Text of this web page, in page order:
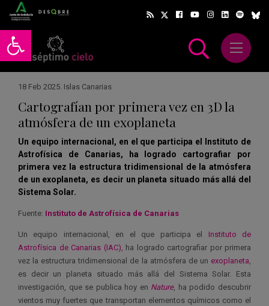
Abrir barra de herramientas
Abrir
18 Feb 2025. Islas Canarias
Cartografían por primera vez en 3D la
atmósfera de un exoplaneta
Un equipo internacional, en el que participa el Instituto de
Astrofísica de Canarias, ha logrado cartografiar por
primera vez la estructura tridimensional de la atmósfera
de un exoplaneta, es decir un planeta situado más allá del
Sistema Solar.
Fuente: Instituto de Astrofísica de Canarias
Un equipo internacional, en el que participa el Instituto de
Astrofísica de Canarias (IAC), ha logrado cartografiar por primera
vez la estructura tridimensional de la atmósfera de un exoplaneta,
es decir un planeta situado más allá del Sistema Solar. Esta
investigación, que se publica hoy en Nature, ha podido descubrir
vientos muy fuertes que transportan elementos químicos como el